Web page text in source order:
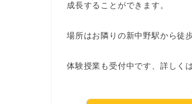
成長することができます。
場所はお隣りの新中野駅から徒
体験授業も受付中です、詳しく